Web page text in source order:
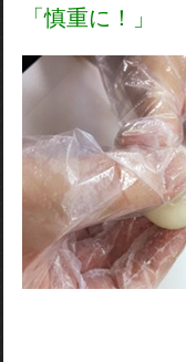
「慎重に！」